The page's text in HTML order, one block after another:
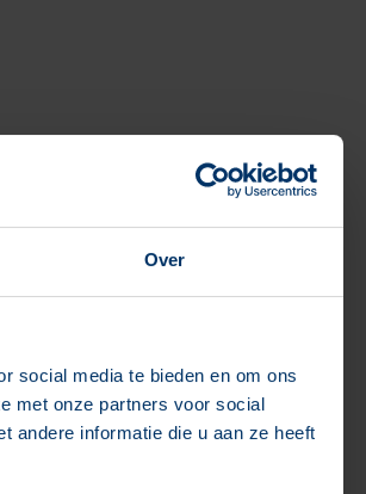
Over
social media te bieden en om ons
met onze partners voor social
andere informatie die u aan ze heeft